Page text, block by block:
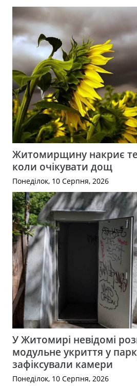
Житомирщину накриє
коли очікувати дощ
Понеділок, 10 Серпня, 2026
У Житомирі невідомі
модульне укриття у
зафіксували камери
Понеділок, 10 Серпня, 2026